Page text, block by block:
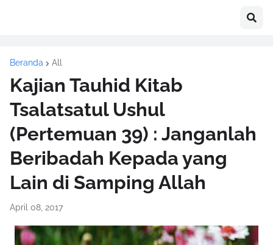
Beranda All
Kajian Tauhid Kitab
Tsalatsatul Ushul
(Pertemuan 39) : Janganlah
Beribadah Kepada yang
Lain di Samping Allah
April 08, 2017